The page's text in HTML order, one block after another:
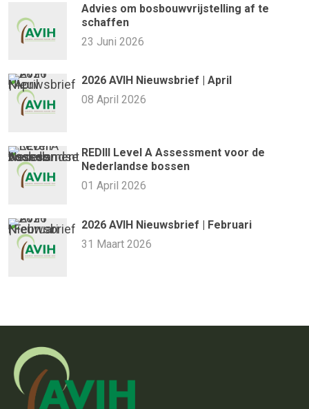
Advies om bosbouwvrijstelling af te
schaffen
23 Juni 2026
2026 AVIH Nieuwsbrief | April
08 April 2026
REDIII Level A Assessment voor de
Nederlandse bossen
01 April 2026
2026 AVIH Nieuwsbrief | Februari
31 Maart 2026